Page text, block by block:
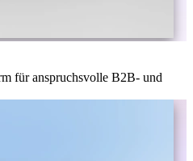
für anspruchsvolle B2B- und